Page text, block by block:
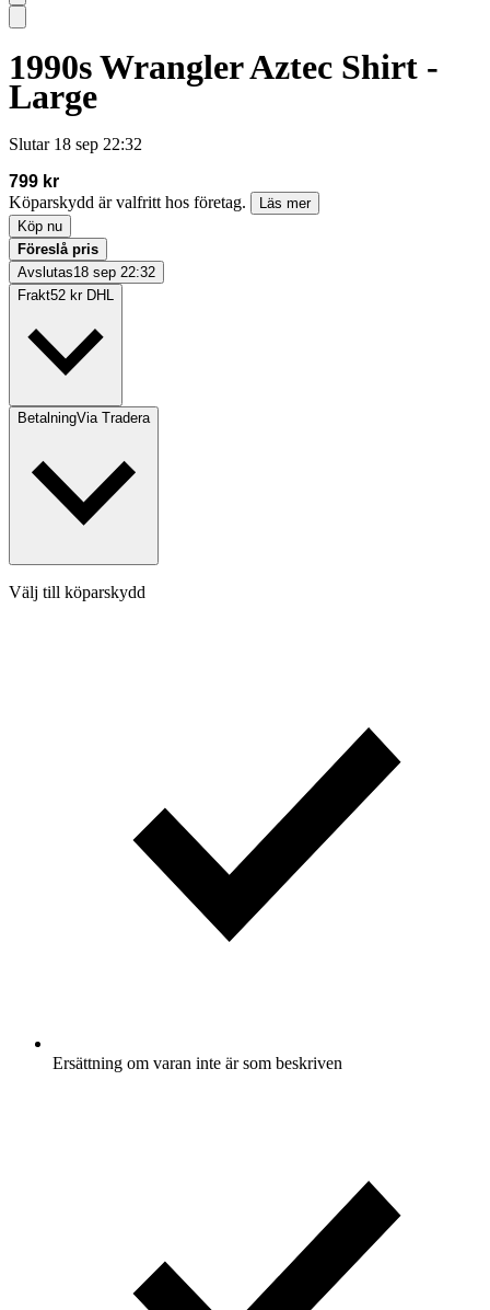
1990s Wrangler Aztec Shirt -
Large
Slutar 18 sep 22:32
799 kr
Köparskydd är valfritt hos företag.
Läs mer
Köp nu
Föreslå pris
Avslutas18 sep 22:32
Frakt52 kr DHL
BetalningVia Tradera
Välj till köparskydd
Ersättning om varan inte är som beskriven